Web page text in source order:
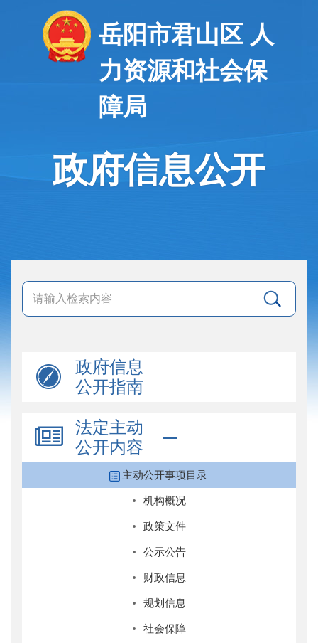
岳阳市君山区 人
力资源和社会保
障局
政府信息公开
政府信息
公开指南
法定主动
公开内容
主动公开事项目录
机构概况
政策文件
公示公告
财政信息
规划信息
社会保障